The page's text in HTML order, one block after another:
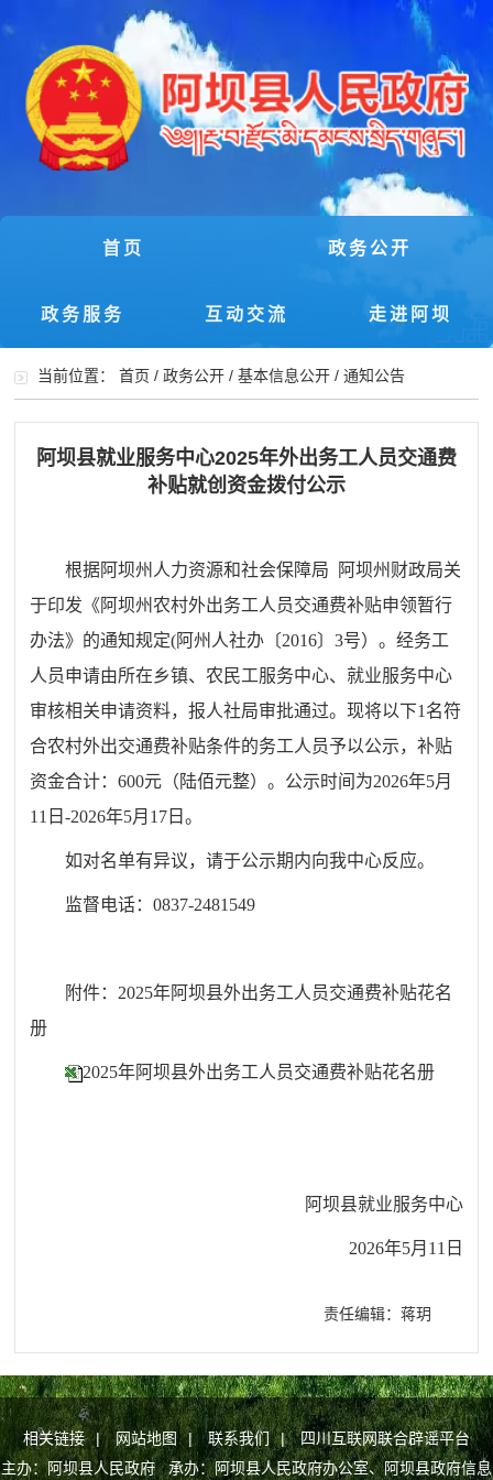
首页 政务公开
政务服务 互动交流 走进阿坝
当前位置：首页 /政务公开 /基本信息公开 /通知公告
阿坝县就业服务中心2025年外出务工人员交通费
补贴就创资金拨付公示
根据阿坝州人力资源和社会保障局 阿坝州财政局关
于印发 《阿坝州农村外出务工人员交通费补贴申领暂行
办法》的通知规定(阿州人社办〔2016〕3号）。经务工
人员申请由所在乡镇、农民工服务中心、就业服务中心
审核相关申请资料，报人社局审批通过。现将以下1名符
合农村外出交通费补贴条件的务工人员予以公示，补贴
资金合计：600元 （陆佰元整）。公示时间为2026年5月
11 日-2026年5月 17 日。
如对名单有异议，请于公示期内向我中心反应。
监督电话：0837-2481549
附件：2025年阿坝县外出务工人员交通费补贴花名
册
2025年阿坝县外出务工人员交通费补贴花名册
阿坝县就业服务中心
2026年5月 11 日
责任编辑：蒋玥
相关链接 | 网站地图 | 联系我们 |
四川互联网联合辟谣平台
主办：阿坝县人民政府 承办：阿坝县人民政府办公室、阿坝县政府信息